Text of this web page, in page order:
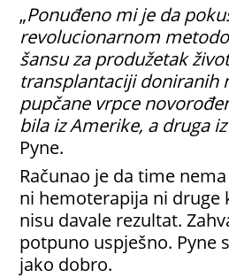
„Ponuđeno mi je da
revolucionarnom
šansu za produžetak
transplantaciji doniranih
pupčane vrpce
bila iz Amerike, a druga
Pyne.
Računao je da time
ni hemoterapija ni druge
nisu davale rezultat.
potpuno uspješno. Pyne
jako dobro.